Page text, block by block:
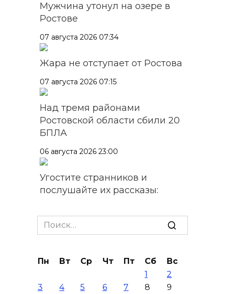
Мужчина утонул на озере в
Ростове
07 августа 2026 07:34
Жара не отступает от Ростова
07 августа 2026 07:15
Над тремя районами
Ростовской области сбили 20
БПЛА
06 августа 2026 23:00
Угостите странников и
послушайте их рассказы:
06 августа 2026 22:32
подвальные котельные и
06 августа 2026 21:18
Search
for:
Пн Вт Ср Чт Пт Сб
Вс
1
2
3
4 5 6 7 8 9